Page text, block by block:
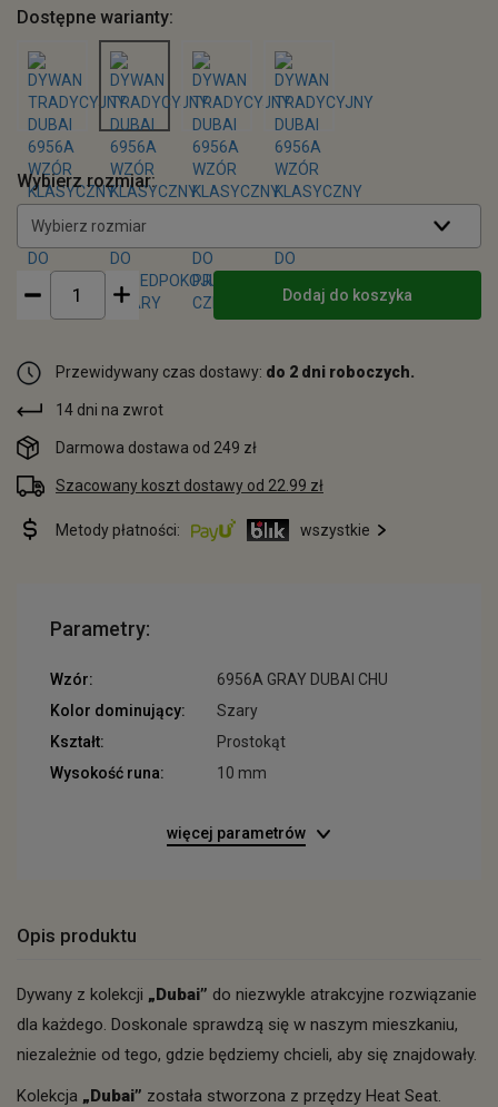
Dostępne warianty:
Wybierz rozmiar:
Wybierz rozmiar
Dodaj do koszyka
Przewidywany czas dostawy: do 2 dni roboczych.
14 dni na zwrot
Darmowa dostawa od 249 zł
Szacowany koszt dostawy od 22.99 zł
Metody płatności: wszystkie
Parametry:
Wzór:
6956A GRAY DUBAI CHU
Kolor dominujący:
Szary
Kształt:
Prostokąt
Wysokość runa:
10 mm
więcej parametrów
Opis produktu
Dywany z kolekcji „Dubai” do niezwykle atrakcyjne rozwiązanie
dla każdego. Doskonale sprawdzą się w naszym mieszkaniu,
niezależnie od tego, gdzie będziemy chcieli, aby się znajdowały.
Kolekcja „Dubai” została stworzona z przędzy Heat Seat.